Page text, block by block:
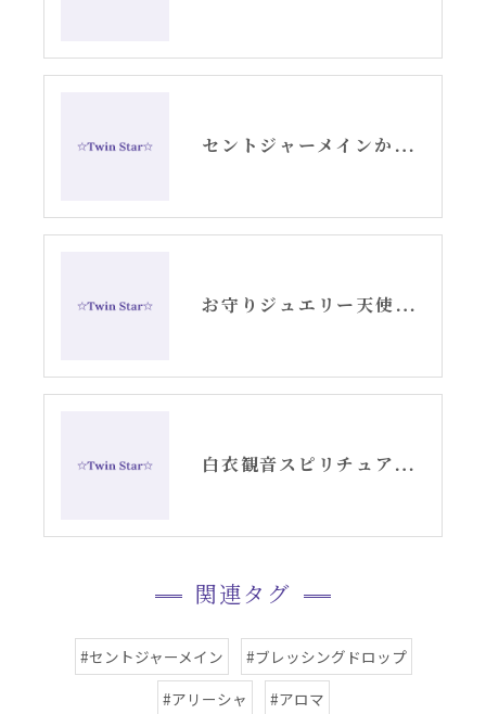
セントジャーメインからのメッセージ・水瓶座新月アリーシャ
お守りジュエリー天使の羽根シルバーピアス
白衣観音スピリチュアル女神開花チーム活動記録YouTube②
関連タグ
#セントジャーメイン
#ブレッシングドロップ
#アリーシャ
#アロマ